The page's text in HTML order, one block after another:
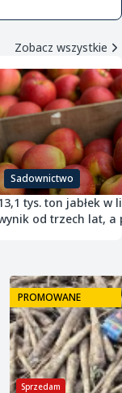
Zobacz wszystkie
Sadownictwo
tys. ton jabłek w
od trzech lat, a
Sprzedam
PROMOWANE